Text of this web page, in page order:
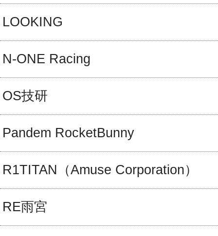
LOOKING
N-ONE Racing
OS技研
Pandem RocketBunny
R1TITAN（Amuse Corporation）
RE雨宮